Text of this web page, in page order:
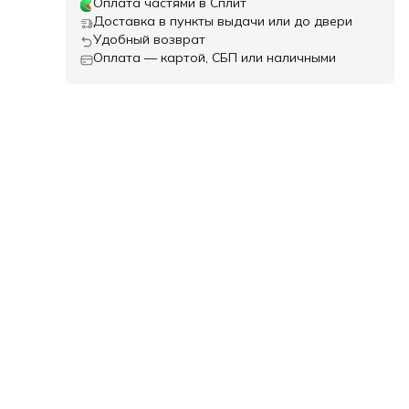
Доставка в пункты выдачи или до двери
Удобный возврат
Оплата — картой, СБП или наличными